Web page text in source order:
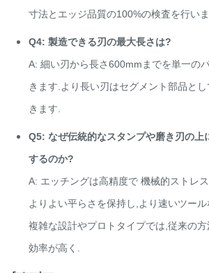
寸法とエッジ品質の100%の検査を行いま
Q4: 製造できる刃の最大長さは?
A: 細い刃から長さ600mmまでを単一の
きます.より長い刃はセグメント部品と
きます.
Q5: なぜ伝統的なスタンプや磨き刃の上
するのか?
A: エッチングは高精度で 機械的ストレ
よりよい平らさを保持し,より速いツー
複雑な設計やプロトタイプでは,従来の
効率が高く.